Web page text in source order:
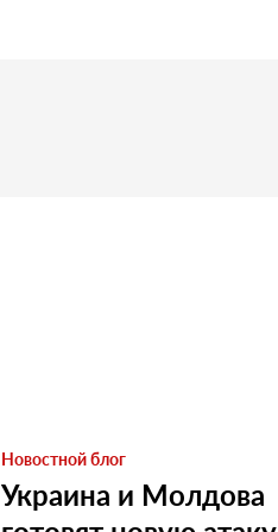
Новостной блог
Украина и Молдова